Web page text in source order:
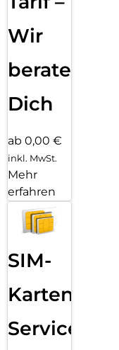
Wir
beraten
Dich
ab 0,00 €
inkl. MwSt.
Mehr
erfahren
SIM-
Karten
Service: